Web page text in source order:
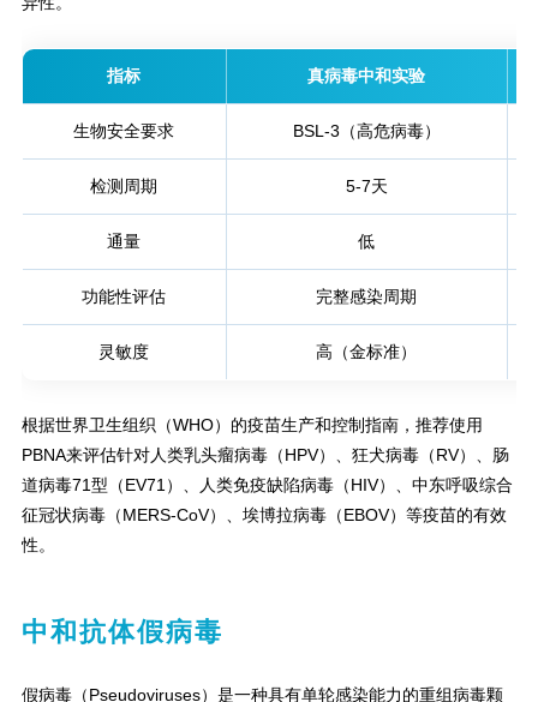
指标 真病毒中和实验
生物安全要求 BSL-3（高危病毒）
检测周期 5-7天
通量 低
功能性评估 完整感染周期
灵敏度 高（金标准）
根据世界卫生组织（WHO）的疫苗生产和控制指南，推荐使用
PBNA来评估针对人类乳头瘤病毒（HPV）、狂犬病毒（RV）、肠
道病毒71型（EV71）、人类免疫缺陷病毒（HIV）、中东呼吸综合
征冠状病毒（MERS-CoV）、埃博拉病毒（EBOV）等疫苗的有效
性。
中和抗体假病毒
假病毒（Pseudoviruses）是一种具有单轮感染能力的重组病毒颗